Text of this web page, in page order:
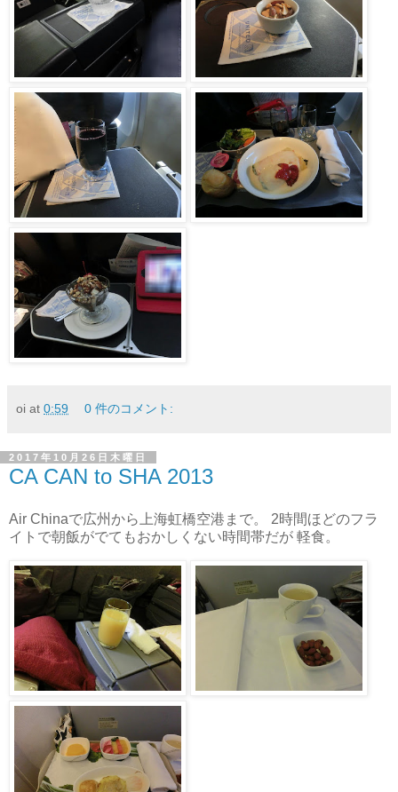
oi at 0:59 0 件のコメント:
2017年10月26日木曜日
CA CAN to SHA 2013
Air Chinaで広州から上海虹橋空港まで。 2時間ほどのフラ
イトで朝飯がでてもおかしくない時間帯だが 軽食。